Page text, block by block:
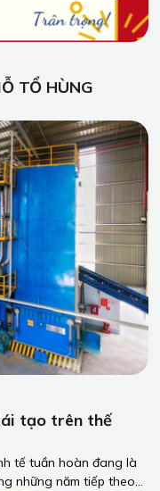
TỔ HÙNG
tạo trên thế
tế tuần hoàn đang là
những năm tiếp theo